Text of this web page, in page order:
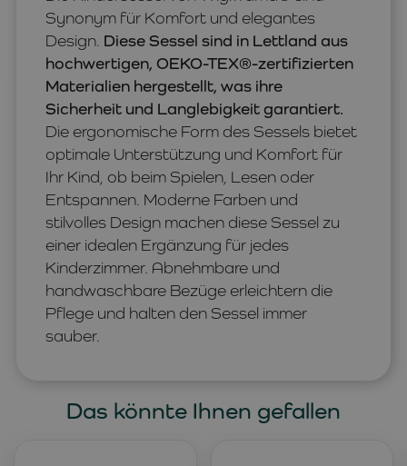
Synonym für Komfort und elegantes
Design. Diese Sessel sind in Lettland aus
hochwertigen, OEKO-TEX®-zertifizierten
Materialien hergestellt, was ihre
Sicherheit und Langlebigkeit garantiert.
Die ergonomische Form des Sessels bietet
optimale Unterstützung und Komfort für
Ihr Kind, ob beim Spielen, Lesen oder
Entspannen. Moderne Farben und
stilvolles Design machen diese Sessel zu
einer idealen Ergänzung für jedes
Kinderzimmer. Abnehmbare und
handwaschbare Bezüge erleichtern die
Pflege und halten den Sessel immer
sauber.
Das könnte Ihnen gefallen